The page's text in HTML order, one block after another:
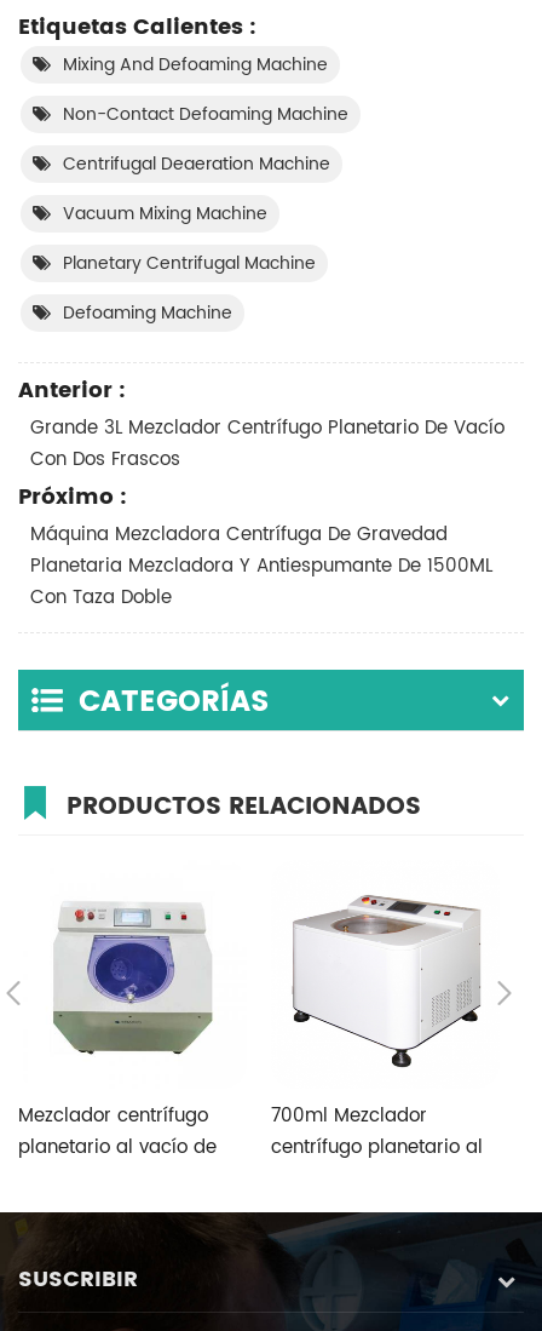
Etiquetas Calientes :
Mixing And Defoaming Machine
Non-Contact Defoaming Machine
Centrifugal Deaeration Machine
Vacuum Mixing Machine
Planetary Centrifugal Machine
Defoaming Machine
Anterior :
Grande 3L Mezclador Centrífugo Planetario De Vacío
Con Dos Frascos
Próximo :
Máquina Mezcladora Centrífuga De Gravedad
Planetaria Mezcladora Y Antiespumante De 1500ML
Con Taza Doble
CATEGORÍAS
PRODUCTOS RELACIONADOS
Mezclador centrífugo
planetario al vacío de
contenedores & relación
de velocidad fija
700ml Mezclador
centrífugo planetario al
relación de velocidad
fija
SUSCRIBIR